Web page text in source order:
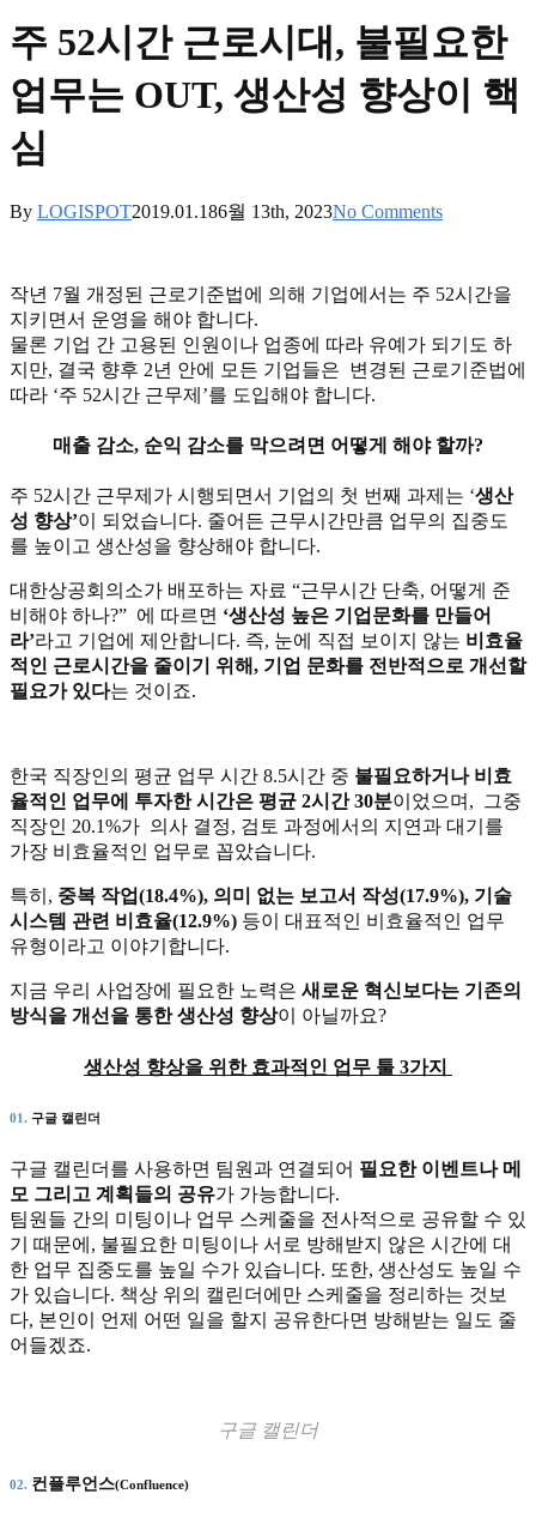
주 52시간 근로시대, 불필요한
업무는 OUT, 생산성 향상이 핵
심
By LOGISPOT2019.01.186월 13th, 2023No Comments
작년 7월 개정된 근로기준법에 의해 기업에서는 주 52시간을
지키면서 운영을 해야 합니다.
물론 기업 간 고용된 인원이나 업종에 따라 유예가 되기도 하
지만, 결국 향후 2년 안에 모든 기업들은 변경된 근로기준법에
따라 ‘주 52시간 근무제’를 도입해야 합니다.
매출 감소, 순익 감소를 막으려면 어떻게 해야 할까?
주 52시간 근무제가 시행되면서 기업의 첫 번째 과제는 ‘생산
성 향상’이 되었습니다. 줄어든 근무시간만큼 업무의 집중도
를 높이고 생산성을 향상해야 합니다.
대한상공회의소가 배포하는 자료 “근무시간 단축, 어떻게 준
비해야 하나?” 에 따르면 ‘생산성 높은 기업문화를 만들어
라’라고 기업에 제안합니다. 즉, 눈에 직접 보이지 않는 비효율
적인 근로시간을 줄이기 위해, 기업 문화를 전반적으로 개선할
필요가 있다는 것이죠.
한국 직장인의 평균 업무 시간 8.5시간 중 불필요하거나 비효
율적인 업무에 투자한 시간은 평균 2시간 30분이었으며, 그중
직장인 20.1%가 의사 결정, 검토 과정에서의 지연과 대기를
가장 비효율적인 업무로 꼽았습니다.
특히, 중복 작업(18.4%), 의미 없는 보고서 작성(17.9%), 기술
시스템 관련 비효율(12.9%) 등이 대표적인 비효율적인 업무
유형이라고 이야기합니다.
지금 우리 사업장에 필요한 노력은 새로운 혁신보다는 기존의
방식을 개선을 통한 생산성 향상이 아닐까요?
생산성 향상을 위한 효과적인 업무 툴 3가지
01. 구글 캘린더
구글 캘린더를 사용하면 팀원과 연결되어 필요한 이벤트나 메
모 그리고 계획들의 공유가 가능합니다.
팀원들 간의 미팅이나 업무 스케줄을 전사적으로 공유할 수 있
기 때문에, 불필요한 미팅이나 서로 방해받지 않은 시간에 대
한 업무 집중도를 높일 수가 있습니다. 또한, 생산성도 높일 수
가 있습니다. 책상 위의 캘린더에만 스케줄을 정리하는 것보
다, 본인이 언제 어떤 일을 할지 공유한다면 방해받는 일도 줄
어들겠죠.
구글 캘린더
02. 컨플루언스(Confluence)